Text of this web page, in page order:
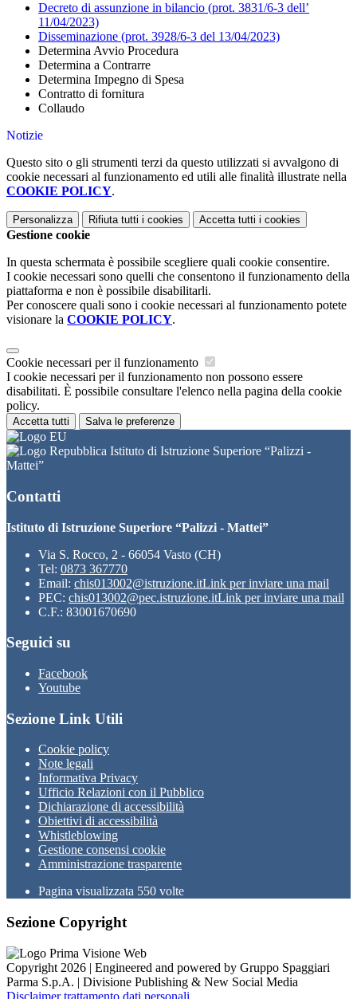
Decreto di assunzione in bilancio (prot. 3831/6-3 dell’
11/04/2023)
Disseminazione (prot. 3928/6-3 del 13/04/2023)
Determina Avvio Procedura
Determina a Contrarre
Determina Impegno di Spesa
Contratto di fornitura
Collaudo
Notizie
Questo sito o gli strumenti terzi da questo utilizzati si avvalgono di
cookie necessari al funzionamento ed utili alle finalità illustrate nella
COOKIE POLICY.
Personalizza Rifiuta tutti i cookies Accetta tutti i cookies
Gestione cookie
In questa schermata è possibile scegliere quali cookie consentire.
I cookie necessari sono quelli che consentono il funzionamento della
piattaforma e non è possibile disabilitarli.
Per conoscere quali sono i cookie necessari al funzionamento potete
visionare la COOKIE POLICY.
Cookie necessari per il funzionamento
I cookie necessari per il funzionamento non possono essere
disabilitati. È possibile consultare l'elenco nella pagina della cookie
policy.
Accetta tutti Salva le preferenze
Istituto di Istruzione Superiore “Palizzi -
Mattei”
Contatti
Istituto di Istruzione Superiore “Palizzi - Mattei”
Via S. Rocco, 2 - 66054 Vasto (CH)
Tel: 0873 367770
Email: chis013002@istruzione.itLink per inviare una mail
PEC: chis013002@pec.istruzione.itLink per inviare una mail
C.F.: 83001670690
Seguici su
Facebook
Youtube
Sezione Link Utili
Cookie policy
Note legali
Informativa Privacy
Ufficio Relazioni con il Pubblico
Dichiarazione di accessibilità
Obiettivi di accessibilità
Whistleblowing
Gestione consensi cookie
Amministrazione trasparente
Pagina visualizzata 550 volte
Sezione Copyright
Copyright 2026 | Engineered and powered by Gruppo Spaggiari
Parma S.p.A. | Divisione Publishing & New Social Media
Disclaimer trattamento dati personali